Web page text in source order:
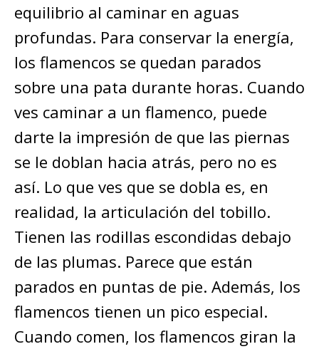
equilibrio al caminar en aguas
profundas. Para conservar la energía,
los flamencos se quedan parados
sobre una pata durante horas. Cuando
ves caminar a un flamenco, puede
darte la impresión de que las piernas
se le doblan hacia atrás, pero no es
así. Lo que ves que se dobla es, en
realidad, la articulación del tobillo.
Tienen las rodillas escondidas debajo
de las plumas. Parece que están
parados en puntas de pie. Además, los
flamencos tienen un pico especial.
Cuando comen, los flamencos giran la